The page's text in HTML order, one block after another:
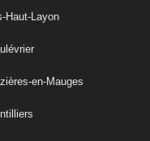
Haut-Layon
en-Mauges